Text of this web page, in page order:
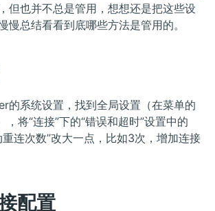
但也并不总是管用，想想还是把这些设
慢总结看看到底哪些方法是管用的。
的系统设置，找到全局设置（在菜单的
，将“连接”下的“错误和超时”设置中的
重连次数”改大一点，比如3次，增加连接
配置